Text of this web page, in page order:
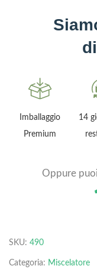
Imballaggio
Premium
14
Oppure puoi
SKU: 490
Categoria: Miscelatore